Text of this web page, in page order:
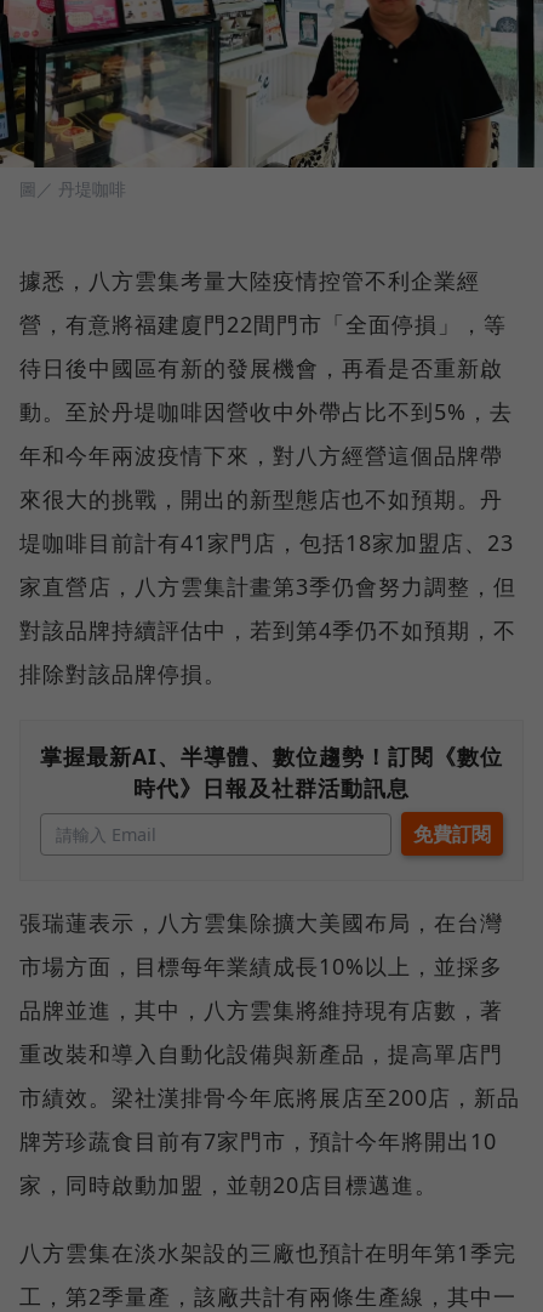
圖／ 丹堤咖啡
據悉，八方雲集考量大陸疫情控管不利企業經
營，有意將福建廈門22間門市「全面停損」，等
待日後中國區有新的發展機會，再看是否重新啟
動。至於丹堤咖啡因營收中外帶占比不到5%，去
年和今年兩波疫情下來，對八方經營這個品牌帶
來很大的挑戰，開出的新型態店也不如預期。丹
堤咖啡目前計有41家門店，包括18家加盟店、23
家直營店，八方雲集計畫第3季仍會努力調整，但
對該品牌持續評估中，若到第4季仍不如預期，不
排除對該品牌停損。
掌握最新AI、半導體、數位趨勢！訂閱《數位
時代》日報及社群活動訊息
張瑞蓮表示，八方雲集除擴大美國布局，在台灣
市場方面，目標每年業績成長10%以上，並採多
品牌並進，其中，八方雲集將維持現有店數，著
重改裝和導入自動化設備與新產品，提高單店門
市績效。梁社漢排骨今年底將展店至200店，新品
牌芳珍蔬食目前有7家門市，預計今年將開出10
家，同時啟動加盟，並朝20店目標邁進。
八方雲集在淡水架設的三廠也預計在明年第1季完
工，第2季量產，該廠共計有兩條生產線，其中一